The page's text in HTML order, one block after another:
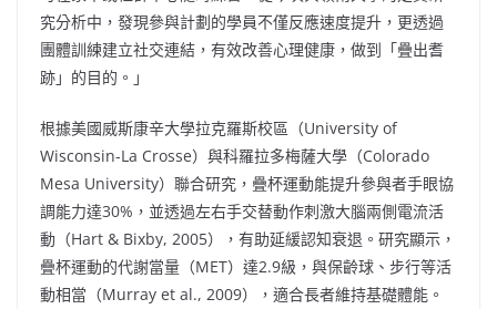
究分析中，發現參與計劃的學員不僅反應速度提升，更透過
團體訓練建立社交連結，有效改善心理健康，做到「疊出耆
跡」的目的。」
根據美國威斯康辛大學拉克羅斯校區（University of
Wisconsin-La Crosse）與科羅拉多梅薩大學（Colorado
Mesa University）聯合研究，疊杯運動能提升參與者手眼協
調能力達30%，並透過左右手交替動作刺激大腦兩側電流活
動（Hart & Bixby, 2005），有助延緩認知衰退。研究顯示，
疊杯運動的代謝當量（MET）達2.9級，與保齡球、步行等活
動相當（Murray et al., 2009），適合長者維持基礎體能。